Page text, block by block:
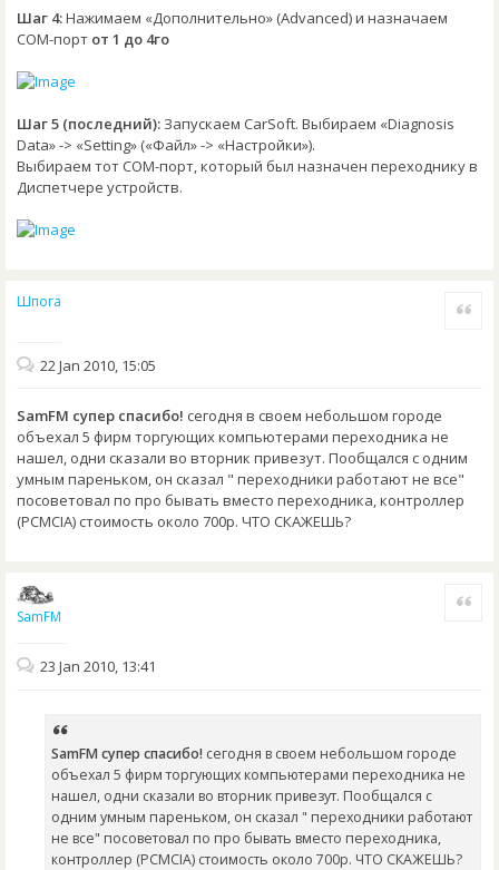
Шаг 4:Нажимаем «Дополнительно» (Advanced) и назначаем
COM-порт от 1 до 4го
Шаг 5 (последний): Запускаем CarSoft. Выбираем «Diagnosis
Data» -> «Setting» («Файл» -> «Настройки»).
Выбираем тот COM-порт, который был назначен переходнику в
Диспетчере устройств.
Шпога Quote
22 Jan 2010, 15:05
SamFM супер спасибо! сегодня в своем небольшом городе
объехал 5 фирм торгующих компьютерами переходника не
нашел, одни сказали во вторник привезут. Пообщался с одним
умным пареньком, он сказал " переходники работают не все"
посоветовал по про бывать вместо переходника, контроллер
(PCMCIA) стоимость около 700р. ЧТО СКАЖЕШЬ?
SamFM
Quote
23 Jan 2010, 13:41
SamFM супер спасибо! сегодня в своем небольшом городе
объехал 5 фирм торгующих компьютерами переходника не
нашел, одни сказали во вторник привезут. Пообщался с
одним умным пареньком, он сказал " переходники работают
не все" посоветовал по про бывать вместо переходника,
контроллер (PCMCIA) стоимость около 700р. ЧТО СКАЖЕШЬ?